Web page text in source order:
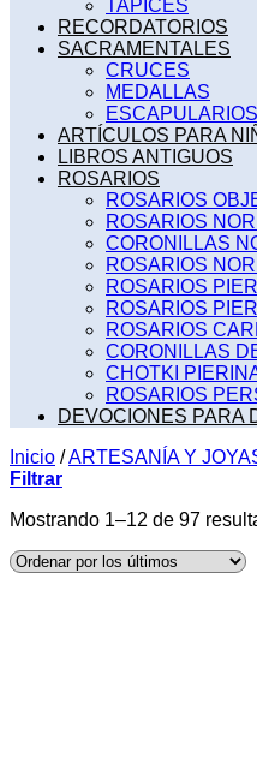
TAPICES
RECORDATORIOS
SACRAMENTALES
CRUCES
MEDALLAS
ESCAPULARIOS
ARTÍCULOS PARA
LIBROS ANTIGUOS
ROSARIOS
ROSARIOS
ROSARIOS
CORONILLAS
ROSARIOS
ROSARIOS
ROSARIOS
ROSARIOS
CORONILLAS
CHOTKI
ROSARIOS
DEVOCIONES PARA
Inicio /ARTESANÍA Y
Filtrar
Mostrando 1–12 de 97